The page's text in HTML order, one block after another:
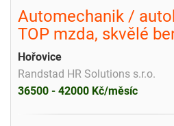
Automechanik /
TOP mzda, skvělé
Hořovice
Randstad HR Solutions s.r.o.
36500 - 42000 Kč/měsíc